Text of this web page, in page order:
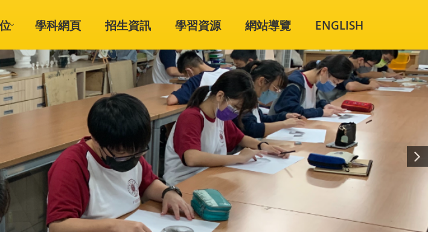
學科網頁 招生資訊 學習資源 網站導覽 ENGLISH